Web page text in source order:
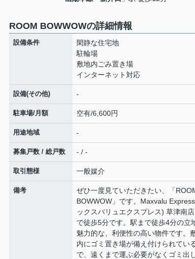
ROOM BOWWOWの詳細情報
設備条件
閑静な住宅地
駐輪場
敷地内ごみ置き場
インターネット対応
設備(その他) -
駐車場/月額 空有/6,600円
用途地域 -
募集戸数 / 総戸数 - / -
取引態様 一般媒介
備考
ぜひ一度見ていただきたい、「
BOWWOW」です。Maxvalu
ックスバリュエクスプレス) 草津南店
で徒歩5分です。駅まで徒歩4分の立
魅力的な、利便性の高い物件です。
内にゴミ置き場が備え付けられてい
で、遠くまで運ぶ必要がなくゴミ出